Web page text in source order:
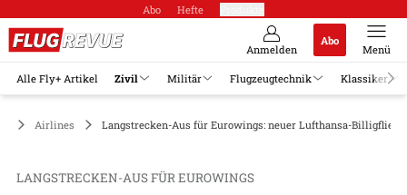
Abo Hefte
Anmelden
Abo
Menü
Alle Fly+ Artikel Zivil Militär Flugzeugtechnik Klassiker
Airlines Langstrecken-Aus für Eurowings: neuer Lufthansa-
LANGSTRECKEN-AUS FÜR EUROWINGS